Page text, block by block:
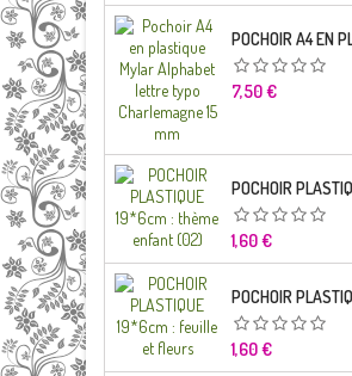
Prix
7,50 €
Prix
1,60 €
Prix
1,60 €